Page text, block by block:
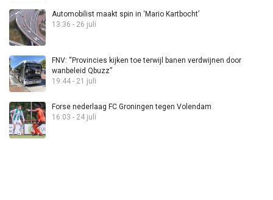
Automobilist maakt spin in ‘Mario Kartbocht’
13:36 - 26 juli
FNV: “Provincies kijken toe terwijl banen verdwijnen door
wanbeleid Qbuzz”
19:44 - 21 juli
Forse nederlaag FC Groningen tegen Volendam
16:03 - 24 juli